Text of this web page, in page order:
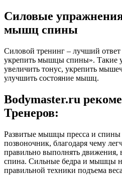
Силовые
мышц спины
Силовой тренинг – лучший
укрепить мышцы спины». Такие
увеличить тонус, укрепить
улучшить состояние мышц.
Bodymaster.ru
Тренеров:
Развитые мышцы пресса и спины
позвоночник, благодаря чему
правильно выполнять движения,
спина. Сильные бедра и мышцы
правильной техники подъема